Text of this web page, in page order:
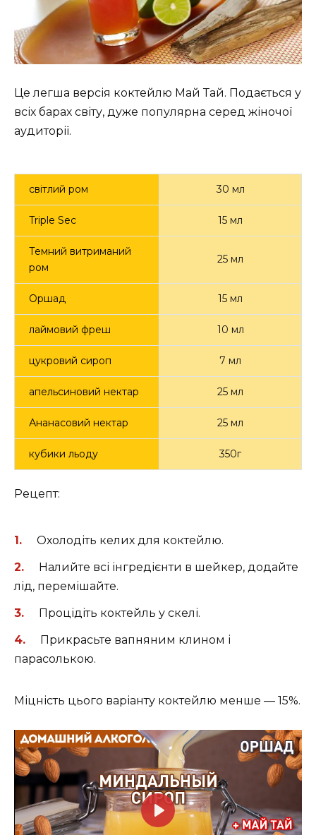
Це легша версія коктейлю Май Тай. Подається у
всіх барах світу, дуже популярна серед жіночої
аудиторії.
світлий ром 30 мл
Triple Sec 15 мл
Темний витриманий
ром
25 мл
Оршад 15 мл
лаймовий фреш 10 мл
цукровий сироп 7 мл
апельсиновий нектар 25 мл
Ананасовий нектар 25 мл
кубики льоду 350г
Рецепт:
Охолодіть келих для коктейлю.
Налийте всі інгредієнти в шейкер, додайте
лід, перемішайте.
Процідіть коктейль у скелі.
Прикрасьте вапняним клином і
парасолькою.
Міцність цього варіанту коктейлю менше — 15%.
P